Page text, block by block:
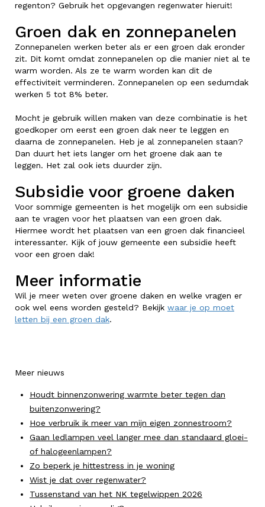
regenton? Gebruik het opgevangen regenwater hieruit!
Groen dak en zonnepanelen
Zonnepanelen werken beter als er een groen dak eronder
zit. Dit komt omdat zonnepanelen op die manier niet al te
warm worden. Als ze te warm worden kan dit de
effectiviteit verminderen. Zonnepanelen op een sedumdak
werken 5 tot 8% beter.
Mocht je gebruik willen maken van deze combinatie is het
goedkoper om eerst een groen dak neer te leggen en
daarna de zonnepanelen. Heb je al zonnepanelen staan?
Dan duurt het iets langer om het groene dak aan te
leggen. Het zal ook iets duurder zijn.
Subsidie voor groene daken
Voor sommige gemeenten is het mogelijk om een subsidie
aan te vragen voor het plaatsen van een groen dak.
Hiermee wordt het plaatsen van een groen dak financieel
interessanter. Kijk of jouw gemeente een subsidie heeft
voor een groen dak!
Meer informatie
Wil je meer weten over groene daken en welke vragen er
ook wel eens worden gesteld? Bekijk waar je op moet
letten bij een groen dak.
Meer nieuws
Houdt binnenzonwering warmte beter tegen dan
buitenzonwering?
Hoe verbruik ik meer van mijn eigen zonnestroom?
Gaan ledlampen veel langer mee dan standaard gloei-
of halogeenlampen?
Zo beperk je hittestress in je woning
Wist je dat over regenwater?
Tussenstand van het NK tegelwippen 2026